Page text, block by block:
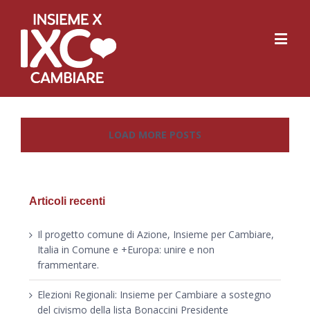
LOAD MORE POSTS
Articoli recenti
Il progetto comune di Azione, Insieme per Cambiare,
Italia in Comune e +Europa: unire e non
frammentare.
Elezioni Regionali: Insieme per Cambiare a sostegno
del civismo della lista Bonaccini Presidente